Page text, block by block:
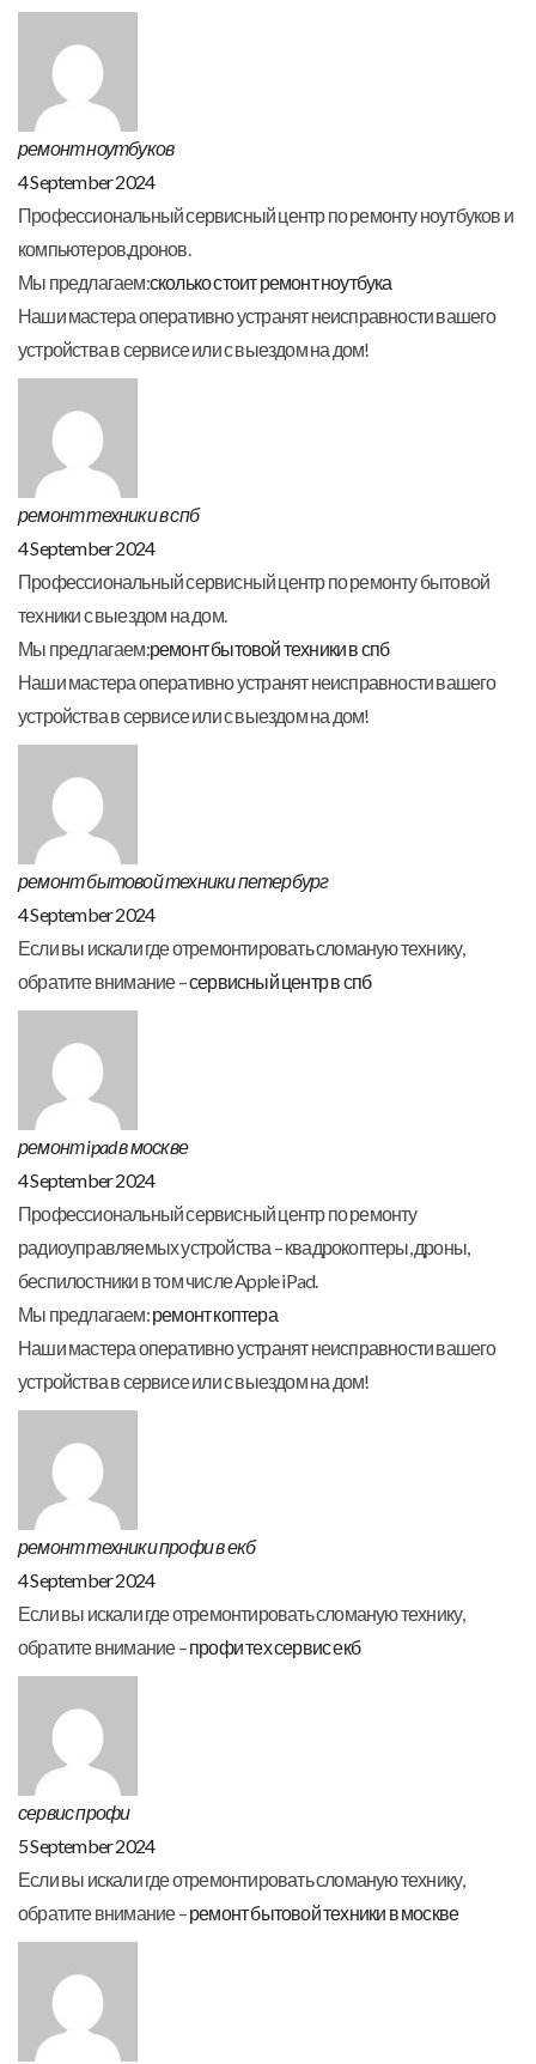
ремонт ноутбуков
4 September 2024
Профессиональный сервисный центр по ремонту ноутбуков и
компьютеров.дронов.
Мы предлагаем:сколько стоит ремонт ноутбука
Наши мастера оперативно устранят неисправности вашего
устройства в сервисе или с выездом на дом!
ремонт техники в спб
4 September 2024
Профессиональный сервисный центр по ремонту бытовой
техники с выездом на дом.
Мы предлагаем:ремонт бытовой техники в спб
Наши мастера оперативно устранят неисправности вашего
устройства в сервисе или с выездом на дом!
ремонт бытовой техники петербург
4 September 2024
Если вы искали где отремонтировать сломаную технику,
обратите внимание –сервисный центр в спб
ремонт ipad в москве
4 September 2024
Профессиональный сервисный центр по ремонту
радиоуправляемых устройства – квадрокоптеры, дроны,
беспилостники в том числе Apple iPad.
Мы предлагаем:ремонт коптера
Наши мастера оперативно устранят неисправности вашего
устройства в сервисе или с выездом на дом!
ремонт техники профи в екб
4 September 2024
Если вы искали где отремонтировать сломаную технику,
обратите внимание –профи тех сервис екб
сервис профи
5 September 2024
Если вы искали где отремонтировать сломаную технику,
обратите внимание –ремонт бытовой техники в москве